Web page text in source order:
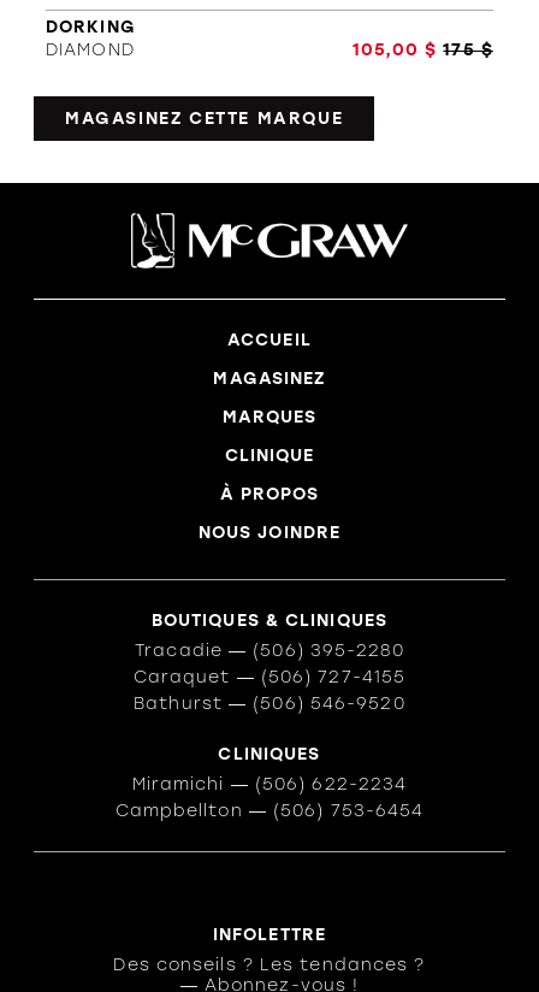
DORKING
DIAMOND
105,00 $ 175 $
MAGASINEZ CETTE MARQUE
ACCUEIL
MAGASINEZ
MARQUES
CLINIQUE
À PROPOS
NOUS JOINDRE
BOUTIQUES & CLINIQUES
Tracadie ― (506) 395-2280
Caraquet ― (506) 727-4155
Bathurst ― (506) 546-9520
CLINIQUES
Miramichi ― (506) 622-2234
Campbellton ― (506) 753-6454
INFOLETTRE
Des conseils ? Les tendances ?
― Abonnez-vous !